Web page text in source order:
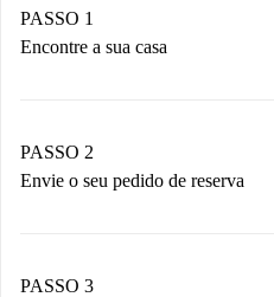
PASSO 1
Encontre a sua casa
Você tem todas as
antecipadamente.
PASSO 2
Envie o seu pedido de reserva
Não cobramos nada até
PASSO 3